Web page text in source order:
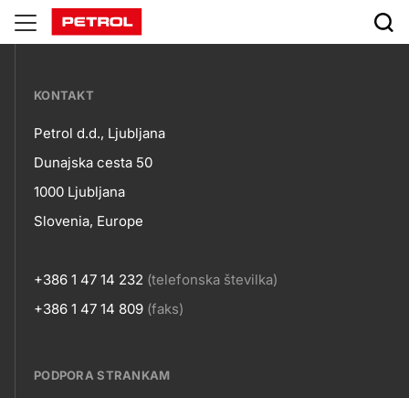
Ekoen
d.o.o.
???
skupno.footer-
title???
KONTAKT
Kontakt
Petrol d.d., Ljubljana
Dunajska cesta 50
1000 Ljubljana
Slovenia, Europe
+386 1 47 14 232 (telefonska številka)
+386 1 47 14 809 (faks)
PODPORA STRANKAM